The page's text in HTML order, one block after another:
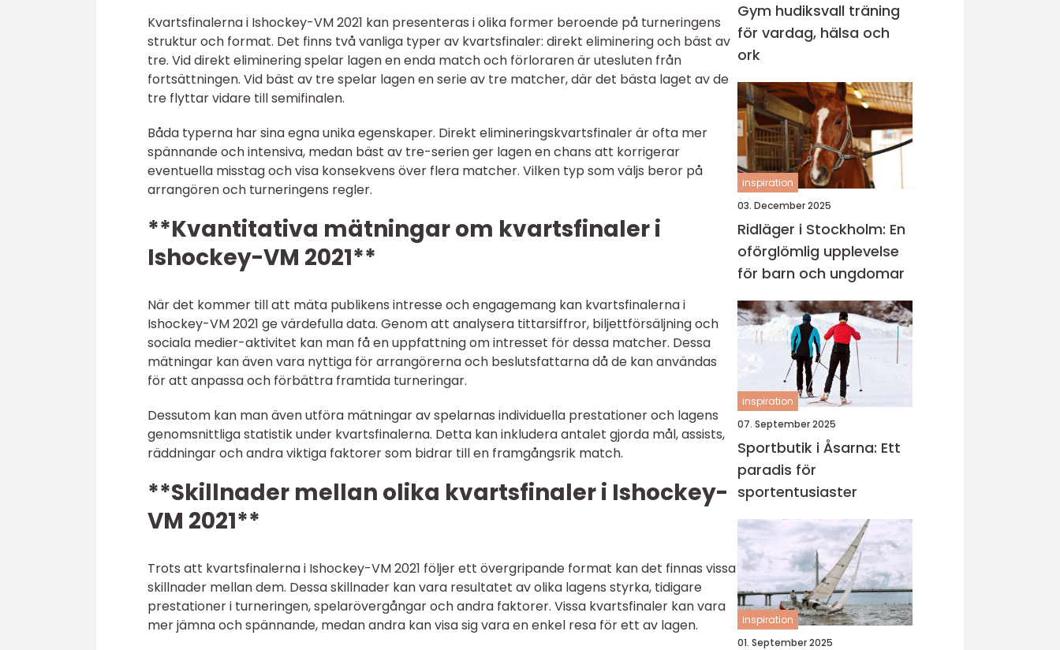
Kvartsfinalerna i Ishockey-VM 2021 kan presenteras i olika former beroende på turneringens
struktur och format. Det finns två vanliga typer av kvartsfinaler: direkt eliminering och bäst av
tre. Vid direkt eliminering spelar lagen en enda match och förloraren är utesluten från
fortsättningen. Vid bäst av tre spelar lagen en serie av tre matcher, där det bästa laget av de
tre flyttar vidare till semifinalen.
Båda typerna har sina egna unika egenskaper. Direkt elimineringskvartsfinaler är ofta mer
spännande och intensiva, medan bäst av tre-serien ger lagen en chans att korrigerar
eventuella misstag och visa konsekvens över flera matcher. Vilken typ som väljs beror på
arrangören och turneringens regler.
**Kvantitativa mätningar om kvartsfinaler i
Ishockey-VM 2021**
När det kommer till att mäta publikens intresse och engagemang kan kvartsfinalerna i
Ishockey-VM 2021 ge värdefulla data. Genom att analysera tittarsiffror, biljettförsäljning och
sociala medier-aktivitet kan man få en uppfattning om intresset för dessa matcher. Dessa
mätningar kan även vara nyttiga för arrangörerna och beslutsfattarna då de kan användas
för att anpassa och förbättra framtida turneringar.
Dessutom kan man även utföra mätningar av spelarnas individuella prestationer och lagens
genomsnittliga statistik under kvartsfinalerna. Detta kan inkludera antalet gjorda mål, assists,
räddningar och andra viktiga faktorer som bidrar till en framgångsrik match.
**Skillnader mellan olika kvartsfinaler i Ishockey-
VM 2021**
Trots att kvartsfinalerna i Ishockey-VM 2021 följer ett övergripande format kan det finnas vissa
skillnader mellan dem. Dessa skillnader kan vara resultatet av olika lagens styrka, tidigare
prestationer i turneringen, spelarövergångar och andra faktorer. Vissa kvartsfinaler kan vara
mer jämna och spännande, medan andra kan visa sig vara en enkel resa för ett av lagen.
Gym hudiksvall träning
för vardag, hälsa och
ork
inspiration
03. December 2025
Ridläger i Stockholm: En
oförglömlig upplevelse
för barn och ungdomar
inspiration
07. September 2025
Sportbutik i Åsarna: Ett
paradis för
sportentusiaster
inspiration
01. September 2025